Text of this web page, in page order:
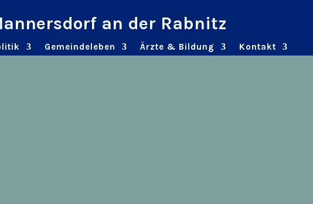
an der Rabnitz
Gemeindeleben Ärzte & Bildung Kontakt
§24f MedienG